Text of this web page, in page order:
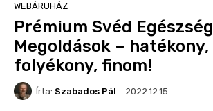
WEBÁRUHÁZ
Prémium Svéd Egészség
Megoldások – hatékony,
folyékony, finom!
Írta: Szabados Pál 2022.12.15.